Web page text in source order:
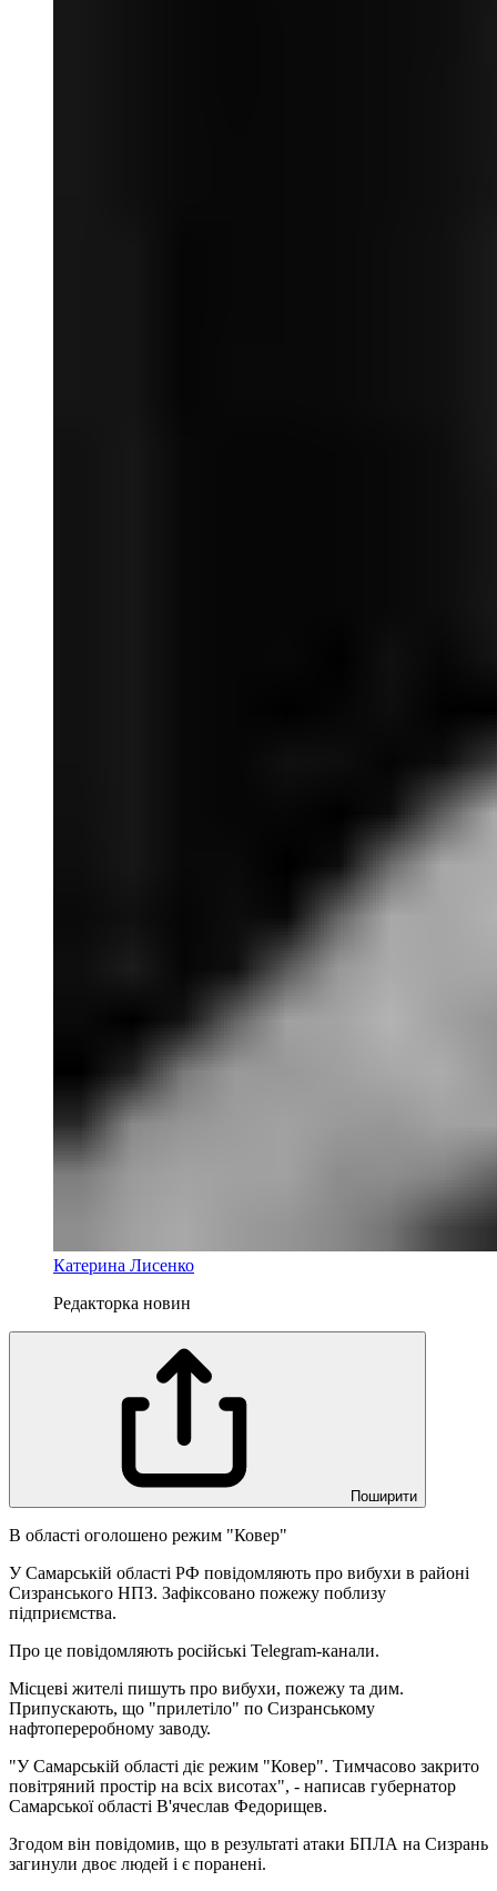
Катерина Лисенко
Редакторка новин
Поширити
В області оголошено режим "Ковер"
У Самарській області РФ повідомляють про вибухи в районі
Сизранського НПЗ. Зафіксовано пожежу поблизу
підприємства.
Про це повідомляють російські Telegram-канали.
Місцеві жителі пишуть про вибухи, пожежу та дим.
Припускають, що "прилетіло" по Сизранському
нафтопереробному заводу.
"У Самарській області діє режим "Ковер". Тимчасово закрито
повітряний простір на всіх висотах", - написав губернатор
Самарської області В'ячеслав Федорищев.
Згодом він повідомив, що в результаті атаки БПЛА на Сизрань
загинули двоє людей і є поранені.